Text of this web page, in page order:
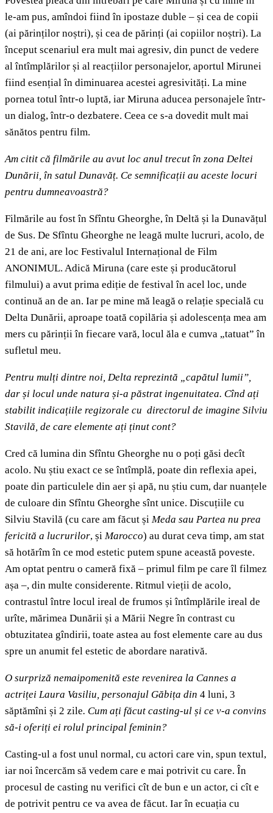
le-am pus, amîndoi fiind în ipostaze duble – și cea de copii
(ai părinților noștri), și cea de părinți (ai copiilor noștri). La
început scenariul era mult mai agresiv, din punct de vedere
al întîmplărilor și al reacțiilor personajelor, aportul Mirunei
fiind esențial în diminuarea acestei agresivități. La mine
pornea totul într-o luptă, iar Miruna aducea personajele într-
un dialog, într-o dezbatere. Ceea ce s-a dovedit mult mai
sănătos pentru film.
Am citit că filmările au avut loc anul trecut în zona Deltei
Dunării, în satul Dunavăț. Ce semnificații au aceste locuri
pentru dumneavoastră?
Filmările au fost în Sfîntu Gheorghe, în Deltă și la Dunavățul
de Sus. De Sfîntu Gheorghe ne leagă multe lucruri, acolo, de
21 de ani, are loc Festivalul Internațional de Film
ANONIMUL. Adică Miruna (care este și producătorul
filmului) a avut prima ediție de festival în acel loc, unde
continuă an de an. Iar pe mine mă leagă o relație specială cu
Delta Dunării, aproape toată copilăria și adolescența mea am
mers cu părinții în fiecare vară, locul ăla e cumva „tatuat” în
sufletul meu.
Pentru mulți dintre noi, Delta reprezintă „capătul lumii”,
dar și locul unde natura și-a păstrat ingenuitatea. Cînd ați
stabilit indicațiile regizorale cu directorul de imagine Silviu
Stavilă, de care elemente ați ținut cont?
Cred că lumina din Sfîntu Gheorghe nu o poți găsi decît
acolo. Nu știu exact ce se întîmplă, poate din reflexia apei,
poate din particulele din aer și apă, nu știu cum, dar nuanțele
de culoare din Sfîntu Gheorghe sînt unice. Discuțiile cu
Silviu Stavilă (cu care am făcut și Meda sau Partea nu prea
fericită a lucrurilor, și Marocco) au durat ceva timp, am stat
să hotărîm în ce mod estetic putem spune această poveste.
Am optat pentru o cameră fixă – primul film pe care îl filmez
așa –, din multe considerente. Ritmul vieții de acolo,
contrastul între locul ireal de frumos și întîmplările ireal de
urîte, mărimea Dunării și a Mării Negre în contrast cu
obtuzitatea gîndirii, toate astea au fost elemente care au dus
spre un anumit fel estetic de abordare narativă.
O surpriză nemaipomenită este revenirea la Cannes a
actriței Laura Vasiliu, personajul Găbița din 4 luni, 3
săptămîni și 2 zile. Cum ați făcut casting-ul și ce v-a convins
să-i oferiți ei rolul principal feminin?
Casting-ul a fost unul normal, cu actori care vin, spun textul,
iar noi încercăm să vedem care e mai potrivit cu care. În
procesul de casting nu verifici cît de bun e un actor, ci cît e
de potrivit pentru ce va avea de făcut. Iar în ecuația cu